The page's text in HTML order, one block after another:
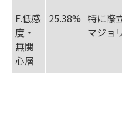
F.低感
度・
無関
心層
25.38% 特に際
マジョ